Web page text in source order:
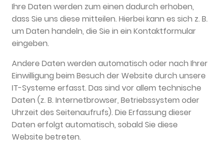
Ihre Daten werden zum einen dadurch erhoben,
dass Sie uns diese mitteilen. Hierbei kann es sich z. B.
um Daten handeln, die Sie in ein Kontaktformular
eingeben.
Andere Daten werden automatisch oder nach Ihrer
Einwilligung beim Besuch der Website durch unsere
IT-Systeme erfasst. Das sind vor allem technische
Daten (z. B. Internetbrowser, Betriebssystem oder
Uhrzeit des Seitenaufrufs). Die Erfassung dieser
Daten erfolgt automatisch, sobald Sie diese
Website betreten.